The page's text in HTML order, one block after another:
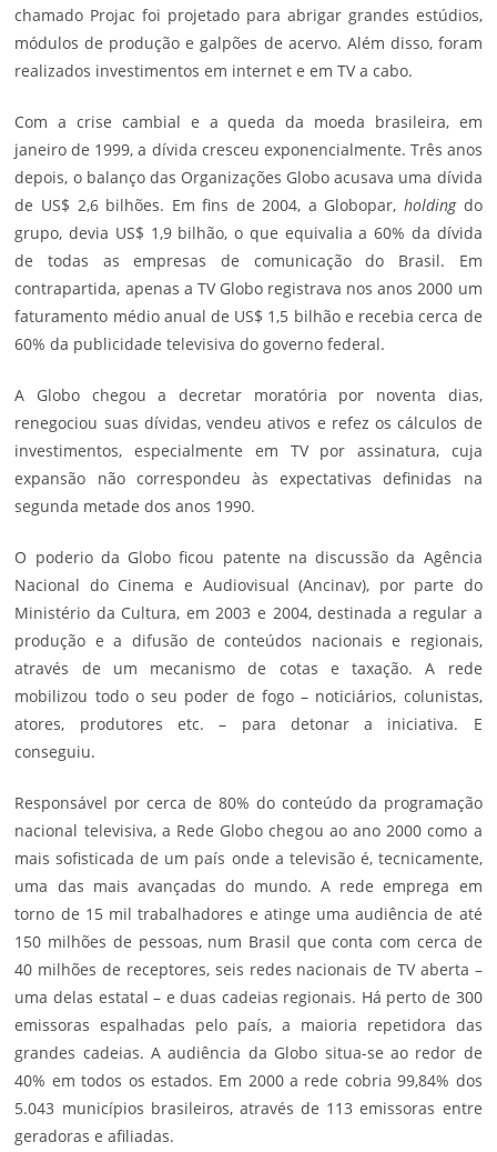
chamado Projac foi projetado para abrigar grandes estúdios,
módulos de produção e galpões de acervo. Além disso, foram
realizados investimentos em internet e em TV a cabo.
Com a crise cambial e a queda da moeda brasileira, em
janeiro de 1999, a dívida cresceu exponencialmente. Três anos
depois, o balanço das Organizações Globo acusava uma dívida
de US$ 2,6 bilhões. Em fins de 2004, a Globopar,holding do
grupo, devia US$ 1,9 bilhão, o que equivalia a 60% da dívida
de todas as empresas de comunicação do Brasil. Em
contrapartida, apenas a TV Globo registrava nos anos 2000 um
faturamento médio anual de US$ 1,5 bilhão e recebia cerca de
60% da publicidade televisiva do governo federal.
A Globo chegou a decretar moratória por noventa dias,
renegociou suas dívidas, vendeu ativos e refez os cálculos de
investimentos, especialmente em TV por assinatura, cuja
expansão não correspondeu às expectativas definidas na
segunda metade dos anos 1990.
O poderio da Globo ficou patente na discussão da Agência
Nacional do Cinema e Audiovisual (Ancinav), por parte do
Ministério da Cultura, em 2003 e 2004, destinada a regular a
produção e a difusão de conteúdos nacionais e regionais,
através de um mecanismo de cotas e taxação. A rede
mobilizou todo o seu poder de fogo – noticiários, colunistas,
atores, produtores etc. – para detonar a iniciativa. E
conseguiu.
Responsável por cerca de 80% do conteúdo da programação
nacional televisiva, a Rede Globo chegou ao ano 2000 como a
mais sofisticada de um país onde a televisão é, tecnicamente,
uma das mais avançadas do mundo. A rede emprega em
torno de 15 mil trabalhadores e atinge uma audiência de até
150 milhões de pessoas, num Brasil que conta com cerca de
40 milhões de receptores, seis redes nacionais de TV aberta –
uma delas estatal – e duas cadeias regionais. Há perto de 300
emissoras espalhadas pelo país, a maioria repetidora das
grandes cadeias. A audiência da Globo situa-se ao redor de
40% em todos os estados. Em 2000 a rede cobria 99,84% dos
5.043 municípios brasileiros, através de 113 emissoras entre
geradoras e afiliadas.